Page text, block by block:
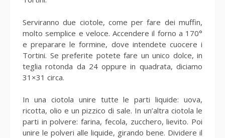
Serviranno due ciotole, come per fare dei muffin,
molto semplice e veloce. Accendere il forno a 170°
e preparare le formine, dove intendete cuocere i
Tortini. Se preferite potete fare un unico dolce, in
teglia rotonda da 24 oppure in quadrata, diciamo
31×31 circa.
In una ciotola unire tutte le parti liquide: uova,
ricotta, olio e un pizzico di sale. In un’altra ciotola le
parti in polvere: farina, fecola, zucchero, lievito. Poi
unire le polveri alle liquide, girando bene. Dividere il